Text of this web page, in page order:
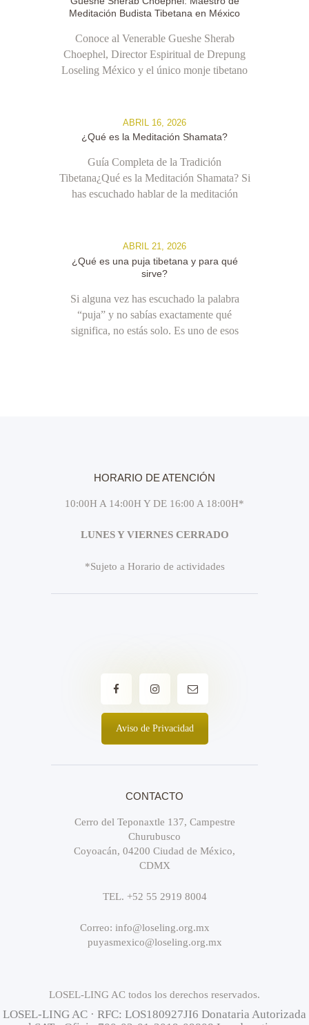
Meditación Budista Tibetana en México
Conoce al Venerable Gueshe Sherab
Choephel, Director Espiritual de Drepung
Loseling México y el único monje tibetano
y cómo sus enseñanzas de meditación y
filosofía en Coyoacán están transformando
ABRIL 16, 2026
¿Qué es la Meditación Shamata?
Guía Completa de la Tradición
Tibetana¿Qué es la Meditación Shamata? Si
has escuchado hablar de la meditación
práctica de meditación…
ABRIL 21, 2026
¿Qué es una puja tibetana y para qué
sirve?
Si alguna vez has escuchado la palabra
“puja” y no sabías exactamente qué
significa, no estás solo. Es uno de esos
HORARIO DE ATENCIÓN
10:00H A 14:00H Y DE 16:00 A 18:00H*
LUNES Y VIERNES CERRADO
*Sujeto a Horario de actividades
Aviso de Privacidad
CONTACTO
Cerro del Teponaxtle 137, Campestre
Churubusco
Coyoacán, 04200 Ciudad de México,
CDMX
TEL. +52 55 2919 8004
Correo: info@loseling.org.mx
puyasmexico@loseling.org.mx
LOSEL-LING AC todos los derechos reservados.
LOSEL-LING AC · RFC: LOS180927JI6 Donataria Autorizada